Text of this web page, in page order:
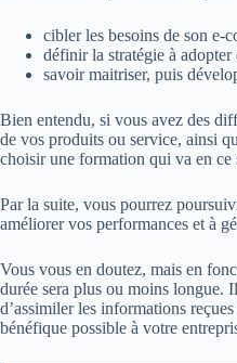
cibler les besoins de son e-
définir la stratégie à adopter
savoir maitriser, puis
Bien entendu, si vous avez des
de vos produits ou service, ainsi
choisir une formation qui va en ce
Par la suite, vous pourrez
améliorer vos performances et à
Vous vous en doutez, mais en
durée sera plus ou moins longue.
d’assimiler les informations
bénéfique possible à votre